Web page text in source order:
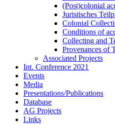
(Post)colonial
Juristisches
Colonial
Conditions of
Collecting and
Provenances of
Associated Projects
Int. Conference 2021
Events
Media
Presentations/Publications
Database
AG Projects
Links